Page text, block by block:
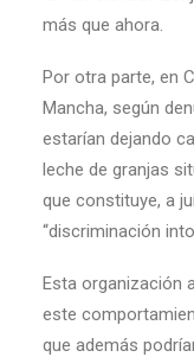
más que ahora.
Por otra parte, en
Mancha, según
estarían dejando
leche de granjas
que constituye, a
“discriminación
Esta organización
este
que además